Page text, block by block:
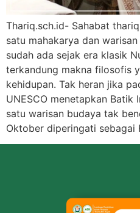
Thariq.sch.id- Sahabat
satu mahakarya dan
sudah ada sejak era klasik
terkandung makna filosofis
kehidupan. Tak heran jika
UNESCO menetapkan Batik
satu warisan budaya tak
Oktober diperingati sebagai